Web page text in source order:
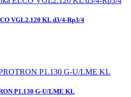
VGL2.120 KL d3/4-Rp3/4
P1.130 G-U/LME KL